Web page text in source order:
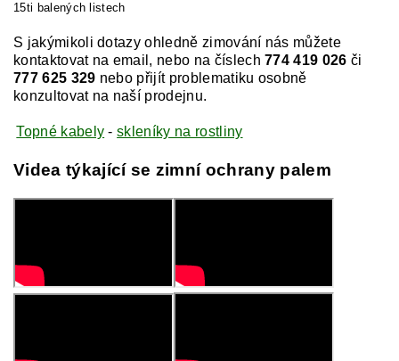
15ti balených listech
S jakýmikoli dotazy ohledně zimování nás můžete
kontaktovat na email, nebo na číslech774 419 026či
777 625 329 nebo přijít problematiku osobně
konzultovat na naší prodejnu.
Topné kabely -skleníky na rostliny
Videa týkající se zimní ochrany palem